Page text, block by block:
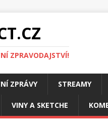
ZPRAVODAJSTVÍ!
ZPRÁVY STREAMY
VINY A SKETCHE